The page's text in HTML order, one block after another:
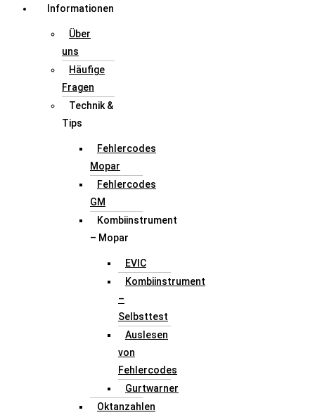
Informationen
Über
uns
Häufige
Fragen
Technik &
Tips
Fehlercodes
Mopar
Fehlercodes
GM
Kombiinstrument
– Mopar
EVIC
Kombiinstrument
–
Selbsttest
Auslesen
von
Fehlercodes
Gurtwarner
Oktanzahlen